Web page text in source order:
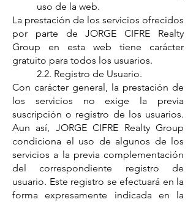
uso de la web.
La prestación de los servicios ofrecidos
por parte de JORGE CIFRE Realty
Group en esta web tiene carácter
gratuito para todos los usuarios.
2.2. Registro de Usuario.
Con carácter general, la prestación de
los servicios no exige la previa
suscripción o registro de los usuarios.
Aun así, JORGE CIFRE Realty Group
condiciona el uso de algunos de los
servicios a la previa complementación
del correspondiente registro de
usuario. Este registro se efectuará en la
forma expresamente indicada en la